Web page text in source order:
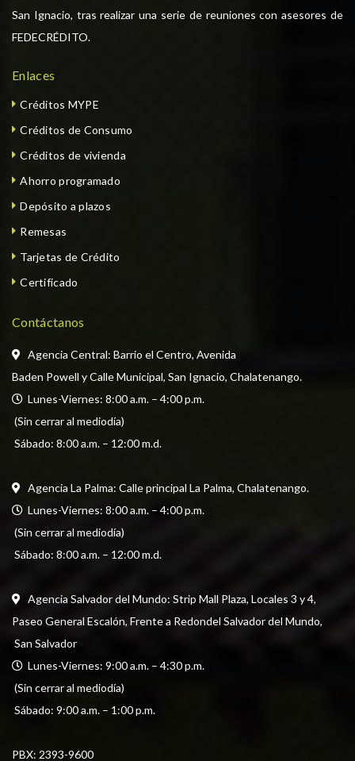
San Ignacio, tras realizar una serie de reuniones con asesores de
FEDECRÉDITO.
Enlaces
Créditos MYPE
Créditos de Consumo
Créditos de vivienda
Ahorro programado
Depósito a plazos
Remesas
Tarjetas de Crédito
Certificado
Contáctanos
Agencia Central: Barrio el Centro, Avenida
Baden Powell y Calle Municipal, San Ignacio, Chalatenango.
  Lunes-Viernes: 8:00 a.m. – 4:00 p.m.
(Sin cerrar al mediodía)
Sábado: 8:00 a.m. – 12:00 m.d.
Agencia La Palma: Calle principal La Palma, Chalatenango.
  Lunes-Viernes: 8:00 a.m. – 4:00 p.m.
(Sin cerrar al mediodía)
Sábado: 8:00 a.m. – 12:00 m.d.
Agencia Salvador del Mundo: Strip Mall Plaza, Locales 3 y 4,
Paseo General Escalón, Frente a Redondel Salvador del Mundo,
San Salvador
  Lunes-Viernes: 9:00 a.m. – 4:30 p.m.
(Sin cerrar al mediodía)
Sábado: 9:00 a.m. – 1:00 p.m.
PBX: 2393-9600